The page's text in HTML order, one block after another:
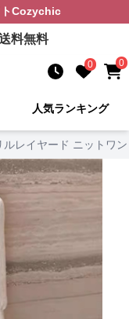
Cozychic
料無料
0 0
人気ランキング
ルレイヤード ニットワ